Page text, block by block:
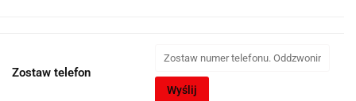
Zostaw telefon
Wyślij